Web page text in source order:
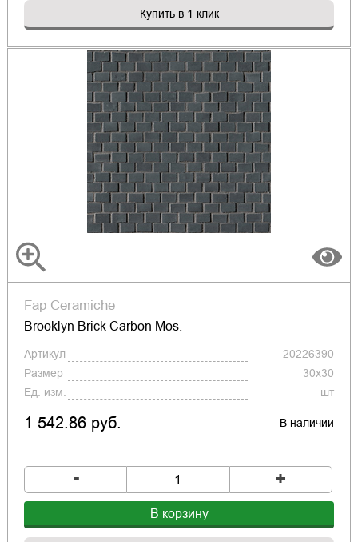
Купить в 1 клик
Fap Ceramiche
Brooklyn Brick Carbon Mos.
Артикул
20226390
Размер
30x30
Ед. изм.
шт
1 542.86 руб. В наличии
- +
В корзину